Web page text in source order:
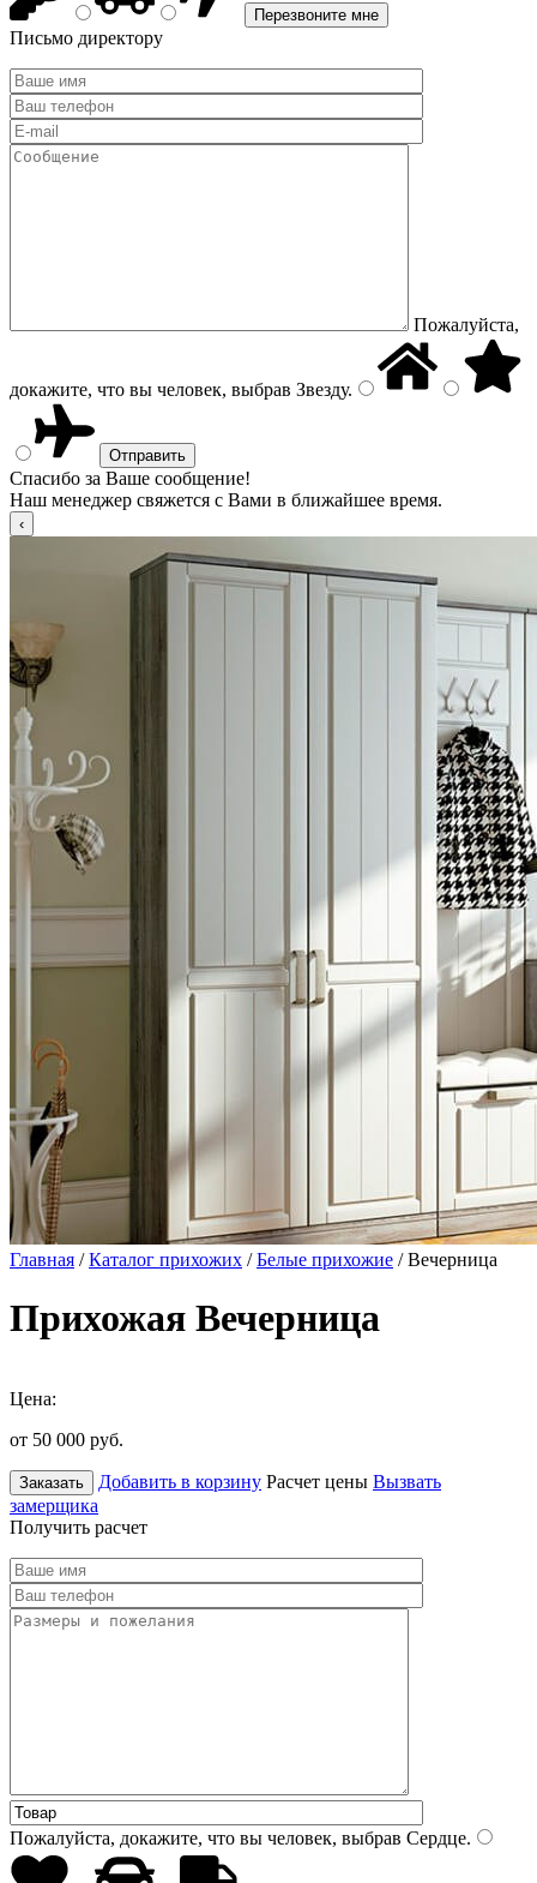
Письмо директору
Пожалуйста,
докажите, что вы человек, выбрав Звезду.
Спасибо за Ваше сообщение!
Наш менеджер свяжется с Вами в ближайшее время.
Главная /Каталог прихожих /Белые прихожие / Вечерница
Прихожая Вечерница
Цена:
от 50 000 руб.
Заказать Добавить в корзину Расчет цены Вызвать
замерщика
Получить расчет
Пожалуйста, докажите, что вы человек, выбрав Сердце.